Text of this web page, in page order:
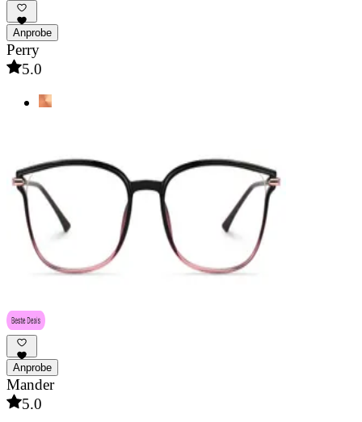
Anprobe
Perry
5.0
Anprobe
Mander
5.0